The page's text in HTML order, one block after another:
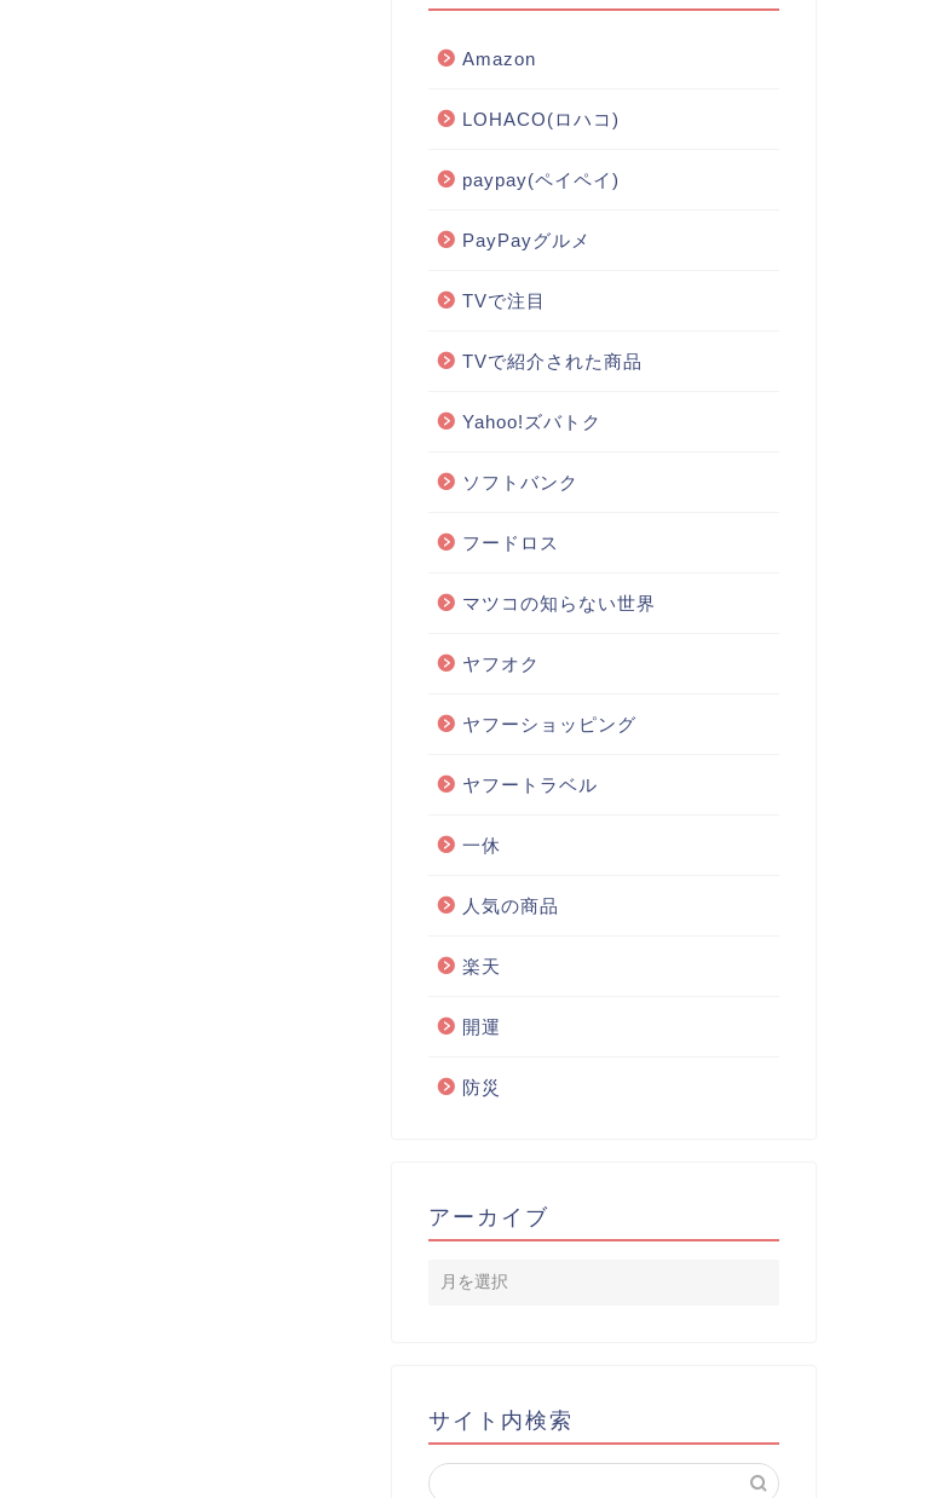
Amazon
LOHACO(ロハコ)
paypay(ペイペイ)
PayPayグルメ
TVで注目
TVで紹介された商品
Yahoo!ズバトク
ソフトバンク
フードロス
マツコの知らない世界
ヤフオク
ヤフーショッピング
ヤフートラベル
一休
人気の商品
楽天
開運
防災
アーカイブ
サイト内検索